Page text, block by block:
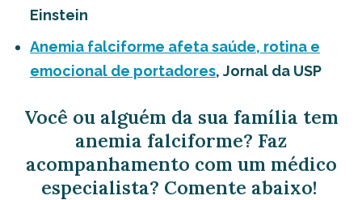
Einstein
Anemia falciforme afeta saúde, rotina e
emocional de portadores, Jornal da USP
Você ou alguém da sua família tem
anemia falciforme? Faz
acompanhamento com um médico
especialista? Comente abaixo!